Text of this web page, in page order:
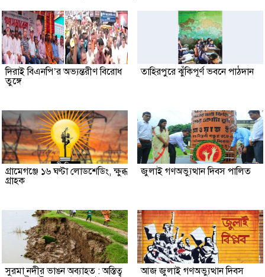
দিরাই বিএনপি’র অভ্যন্তরীণ বিরোধ
তুঙ্গে
তাহিরপুরে ঝুঁকিপূর্ণ ভবনে পাঠদান
গ্রামেগঞ্জে ১৬ ঘণ্টা লোডশেডিং, ক্ষুব্ধ
গ্রাহক
জুলাই গণঅভ্যুত্থান দিবস পালিত
সুরমা নদীর ভাঙন অব্যাহত : অস্তিত্ব
আজ জুলাই গণঅভ্যুত্থান দিবস